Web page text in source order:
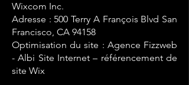
Wixcom Inc.
Adresse : 500 Terry A François Blvd San
Francisco, CA 94158
Optimisation du site : Agence Fizzweb
- Albi Site Internet – référencement de
site Wix